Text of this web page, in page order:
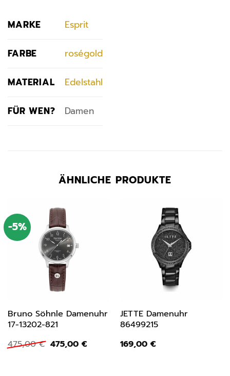
MARKE Esprit
FARBE roségold
MATERIAL Edelstahl
FÜR WEN? Damen
ÄHNLICHE PRODUKTE
-5%
Bruno Söhnle Damenuhr
17-13202-821
475,00€ Ursprünglicher
Preis
475,00 €Aktueller
JETTE Damenuhr
86499215
169,00 €